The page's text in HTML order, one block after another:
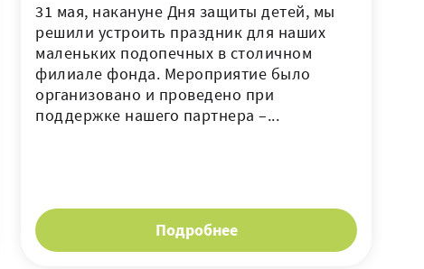
31 мая, накануне Дня защиты детей, мы
решили устроить праздник для наших
маленьких подопечных в столичном
филиале фонда. Мероприятие было
организовано и проведено при
поддержке нашего партнера –...
Подробнее